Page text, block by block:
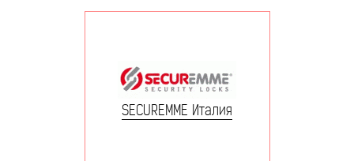
SECUREMME Италия